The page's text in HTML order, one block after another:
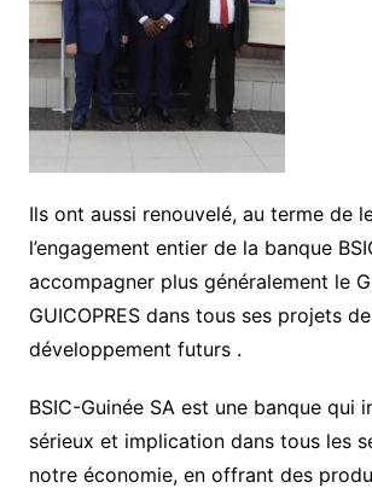
Ils ont aussi renouvelé, au terme de
l’engagement entier de la banque
accompagner plus généralement le
GUICOPRES dans tous ses projets de
développement futurs .
BSIC-Guinée SA est une banque qui
sérieux et implication dans tous les
notre économie, en offrant des